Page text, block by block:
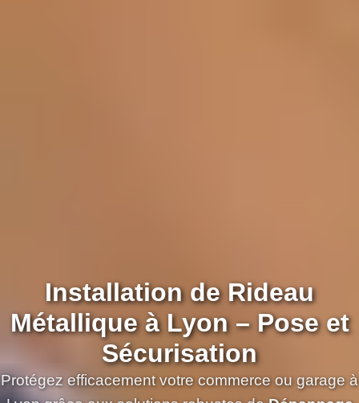
Installation de Rideau
Métallique à Lyon – Pose et
Sécurisation
Protégez efficacement votre commerce ou garage à